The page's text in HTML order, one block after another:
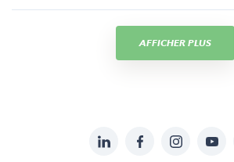
AFFICHER PLUS
LinkedInFacebookInstagram